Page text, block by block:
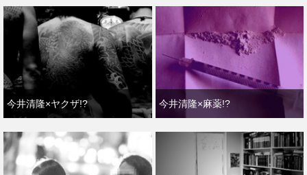
今井清隆×ヤクザ!? 今井清隆×麻薬!?